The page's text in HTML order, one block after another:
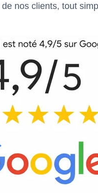
nos clients, tout